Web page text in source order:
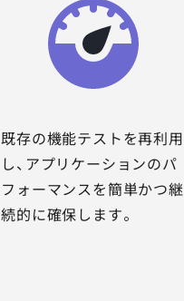
既存の機能テストを再利用
し、アプリケーションのパ
フォーマンスを簡単かつ継
続的に確保します。